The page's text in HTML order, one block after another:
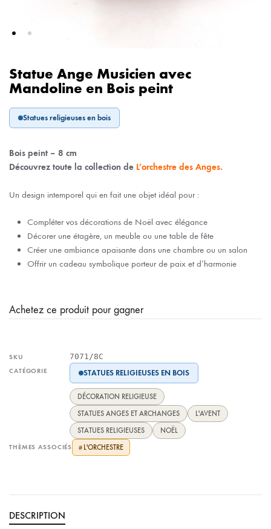
Statue Ange Musicien avec
Mandoline en Bois peint
Statues religieuses en bois
Bois peint – 8 cm
Découvrez toute la collection de L’orchestre des Anges.
Un design intemporel qui en fait une objet idéal pour :
Compléter vos décorations de Noël avec élégance
Décorer une étagère, un meuble ou une table de fête
Créer une ambiance apaisante dans une chambre ou un salon
Offrir un cadeau symbolique porteur de paix et d’harmonie
Achetez ce produit pour gagner
SKU 7071/8C
CATÉGORIE STATUES RELIGIEUSES EN BOIS
DÉCORATION RELIGIEUSE
STATUES ANGES ET ARCHANGES
L'AVENT
STATUES RELIGIEUSES
NOËL
THÈMES ASSOCIÉS # L'ORCHESTRE
DESCRIPTION